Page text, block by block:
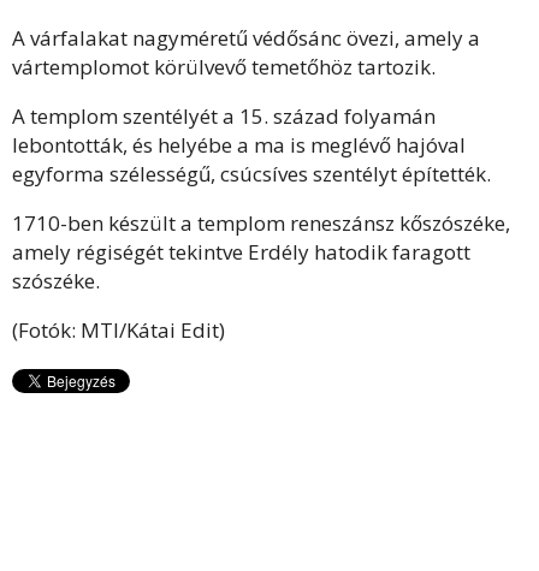
A várfalakat nagyméretű védősánc övezi, amely a
vártemplomot körülvevő temetőhöz tartozik.
A templom szentélyét a 15. század folyamán
lebontották, és helyébe a ma is meglévő hajóval
egyforma szélességű, csúcsíves szentélyt építették.
1710-ben készült a templom reneszánsz kőszószéke,
amely régiségét tekintve Erdély hatodik faragott
szószéke.
(Fotók: MTI/Kátai Edit)